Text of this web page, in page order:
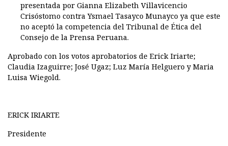
presentada por Gianna Elizabeth Villavicencio
Crisóstomo contra Ysmael Tasayco Munayco ya que este
no aceptó la competencia del Tribunal de Ética del
Consejo de la Prensa Peruana.
Aprobado con los votos aprobatorios de Erick Iriarte;
Claudia Izaguirre; José Ugaz; Luz María Helguero y Maria
Luisa Wiegold.
ERICK IRIARTE
Presidente